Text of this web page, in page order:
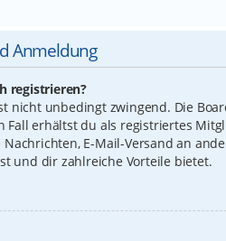
Anmeldung
registrieren?
nicht unbedingt zwingend. Die
Fall erhältst du als registriertes
Nachrichten, E-Mail-Versand an
und dir zahlreiche Vorteile bietet.